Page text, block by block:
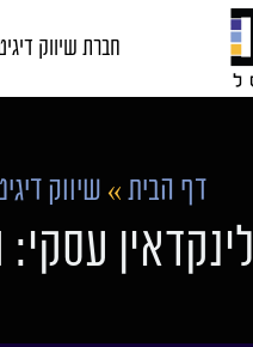
חברת שיווק
דף הבית » שיווק
לינקדאין